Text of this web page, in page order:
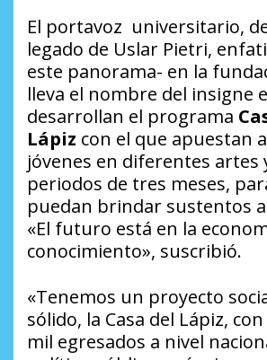
El portavoz universitario,
legado de Uslar Pietri,
este panorama- en la
lleva el nombre del insigne
desarrollan el programa
Lápiz con el que apuestan
jóvenes en diferentes artes
periodos de tres meses,
puedan brindar sustentos
«El futuro está en la
conocimiento», suscribió.
«Tenemos un proyecto
sólido, la Casa del Lápiz,
mil egresados a nivel